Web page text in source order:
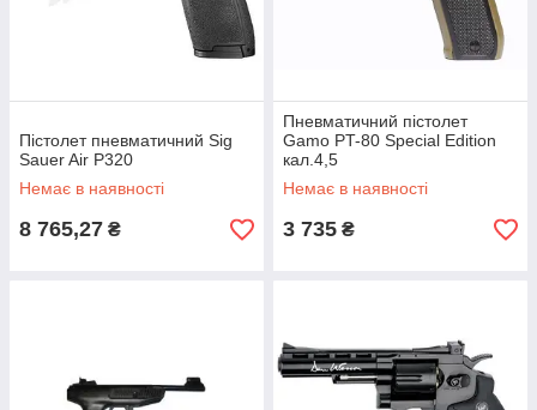
Пістолет пневматичний Sig
Sauer Air P320
Немає в наявності
8 765,27 ₴
Пневматичний пістолет
Gamo PT-80 Special Edition
кал.4,5
Немає в наявності
3 735 ₴